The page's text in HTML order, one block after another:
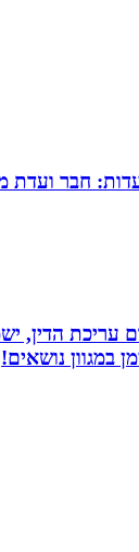
חבר ועדת
הדין, ישמחו
נושאים!